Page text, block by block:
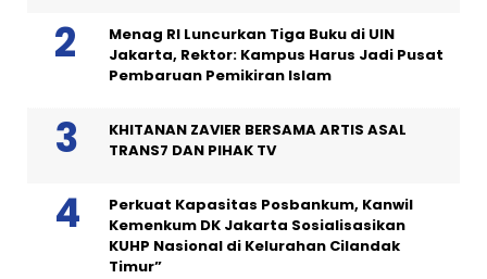
Menag RI Luncurkan Tiga Buku di UIN
Jakarta, Rektor: Kampus Harus Jadi Pusat
Pembaruan Pemikiran Islam
KHITANAN ZAVIER BERSAMA ARTIS ASAL
TRANS7 DAN PIHAK TV
Perkuat Kapasitas Posbankum, Kanwil
Kemenkum DK Jakarta Sosialisasikan
KUHP Nasional di Kelurahan Cilandak
Timur”